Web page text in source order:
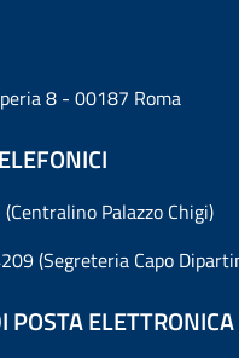
8 - 00187 Roma
Palazzo Chigi)
(Segreteria Capo
POSTA ELETTRONICA